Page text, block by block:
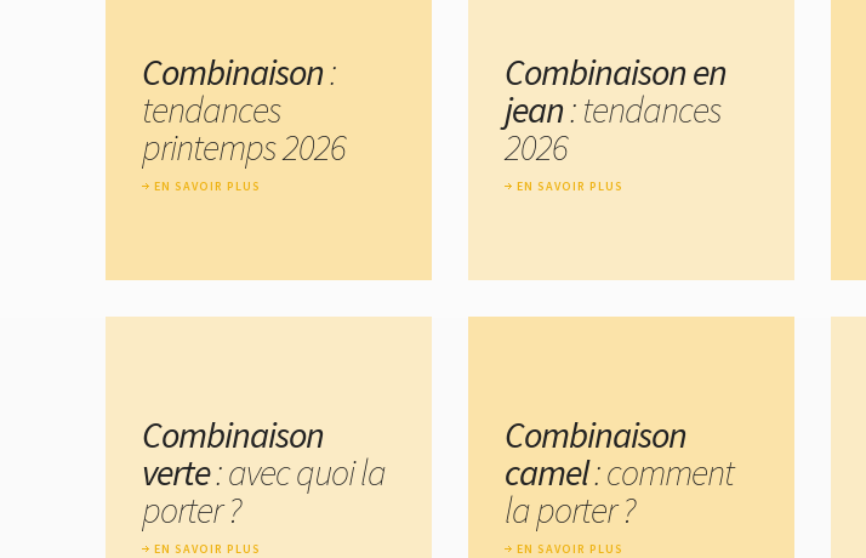
Combinaison:
tendances
printemps 2026
EN SAVOIR PLUS
Combinaison en
jean: tendances
2026
EN SAVOIR PLUS
Combinaison
verte: avec quoi la
porter ?
EN SAVOIR PLUS
Combinaison
camel: comment
la porter ?
EN SAVOIR PLUS